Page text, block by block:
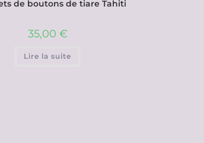
de boutons de tiare Tahiti
35,00 €
Lire la suite